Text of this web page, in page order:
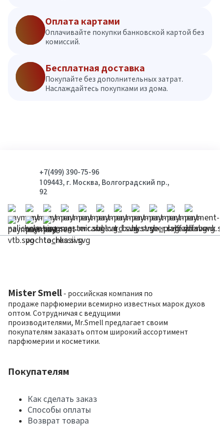
Оплата картами
Оплачивайте покупки банковской картой без
комиссий.
Бесплатная доставка
Покупайте без дополнительных затрат.
Наслаждайтесь покупками из дома.
+7(499) 390-75-96
109443, г. Москва, Волгоградский пр.,
92
Mister Smell - российская компания по
продаже парфюмерии всемирно известных марок духов
оптом. Сотрудничая с ведущими
производителями, Mr.Smell предлагает своим
покупателям заказать оптом широкий ассортимент
парфюмерии и косметики.
Покупателям
Как сделать заказ
Способы оплаты
Возврат товара